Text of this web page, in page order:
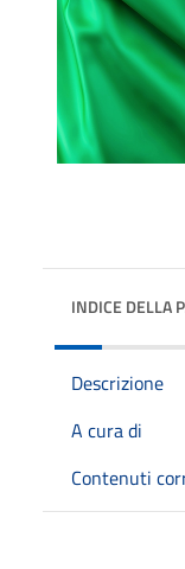
INDICE DELLA
Descrizione
A cura di
Contenuti